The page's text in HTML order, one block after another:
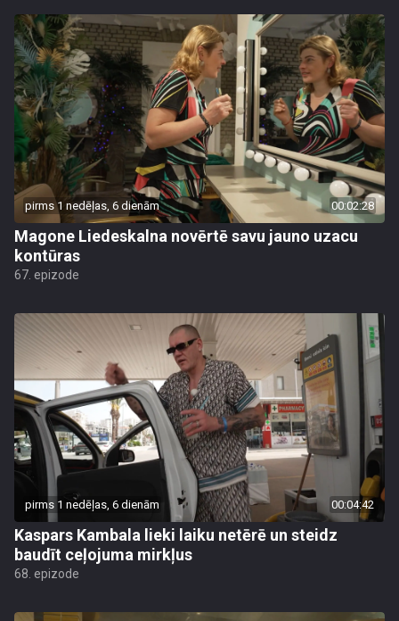
pirms 1 nedēļas, 6 dienām 00:02:28
Magone Liedeskalna novērtē savu jauno uzacu
kontūras
67. epizode
pirms 1 nedēļas, 6 dienām 00:04:42
Kaspars Kambala lieki laiku netērē un steidz
baudīt ceļojuma mirkļus
68. epizode